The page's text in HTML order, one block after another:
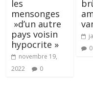
les
mensonges
»d’un autre
pays voisin
hypocrite »
novembre 19,
2022
0
0